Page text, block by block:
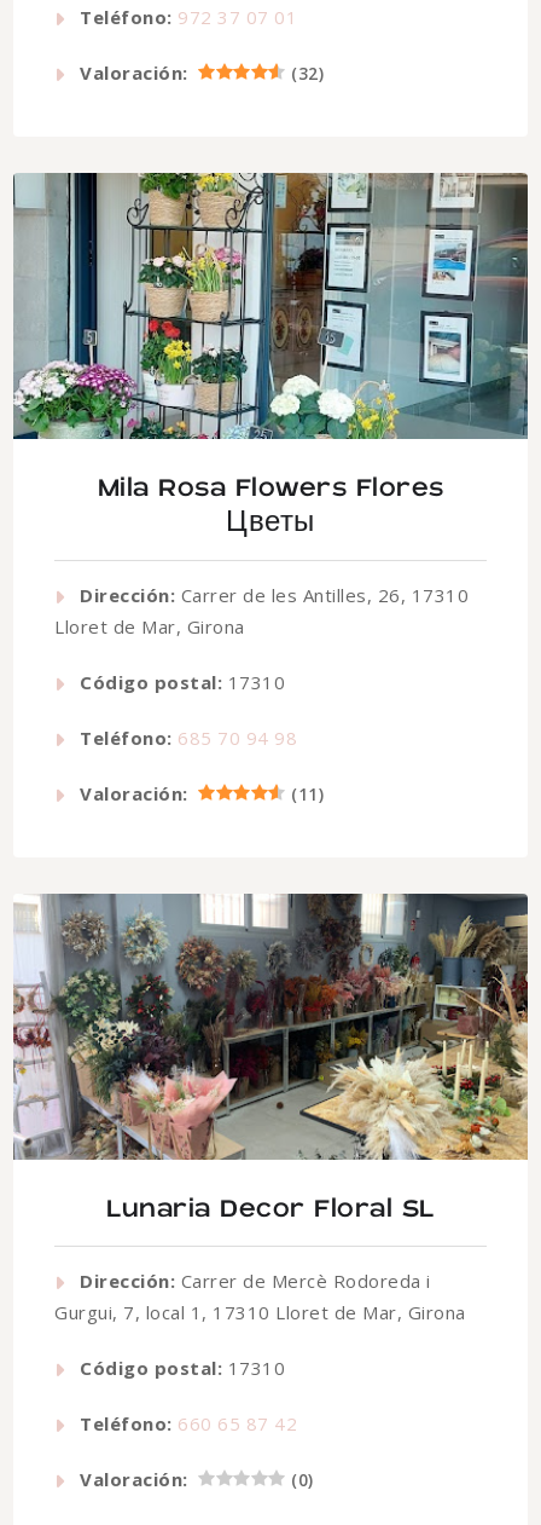
Teléfono: 972 37 07 01
Valoración: (32)
Mila Rosa Flowers Flores
Цветы
Dirección: Carrer de les Antilles, 26, 17310
Lloret de Mar, Girona
Código postal: 17310
Teléfono: 685 70 94 98
Valoración: (11)
Lunaria Decor Floral SL
Dirección: Carrer de Mercè Rodoreda i
Gurgui, 7, local 1, 17310 Lloret de Mar, Girona
Código postal: 17310
Teléfono: 660 65 87 42
Valoración: (0)